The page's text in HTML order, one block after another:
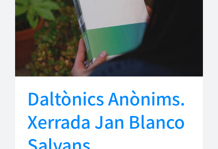
Daltònics Anònims.
Xerrada Jan Blanco